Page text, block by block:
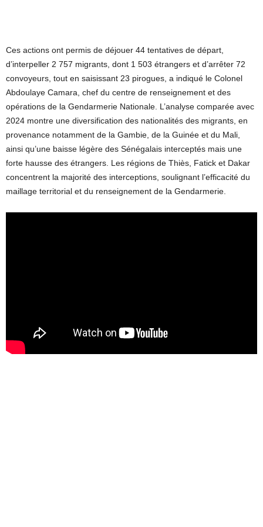
Ces actions ont permis de déjouer 44 tentatives de départ,
d’interpeller 2 757 migrants, dont 1 503 étrangers et d’arrêter 72
convoyeurs, tout en saisissant 23 pirogues, a indiqué le Colonel
Abdoulaye Camara, chef du centre de renseignement et des
opérations de la Gendarmerie Nationale. L’analyse comparée avec
2024 montre une diversification des nationalités des migrants, en
provenance notamment de la Gambie, de la Guinée et du Mali,
ainsi qu’une baisse légère des Sénégalais interceptés mais une
forte hausse des étrangers. Les régions de Thiès, Fatick et Dakar
concentrent la majorité des interceptions, soulignant l’efficacité du
maillage territorial et du renseignement de la Gendarmerie.